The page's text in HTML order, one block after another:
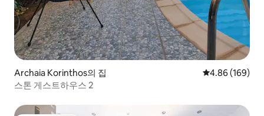
Archaia Korinthos의 집 평점 4.86점(5
4.86 (169)
스톤 게스트하우스 2